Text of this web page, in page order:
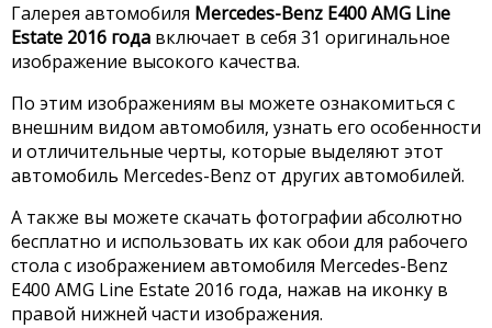
Галерея автомобиля Mercedes-Benz E400 AMG Line
Estate 2016 года включает в себя 31 оригинальное
изображение высокого качества.
По этим изображениям вы можете ознакомиться с
внешним видом автомобиля, узнать его особенности
и отличительные черты, которые выделяют этот
автомобиль Mercedes-Benz от других автомобилей.
А также вы можете скачать фотографии абсолютно
бесплатно и использовать их как обои для рабочего
стола с изображением автомобиля Mercedes-Benz
E400 AMG Line Estate 2016 года, нажав на иконку в
правой нижней части изображения.